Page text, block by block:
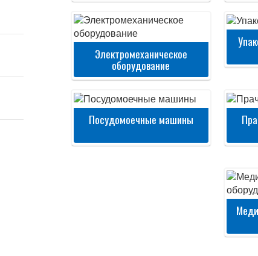
Электромеханическое
оборудование
Посудомоечные машины